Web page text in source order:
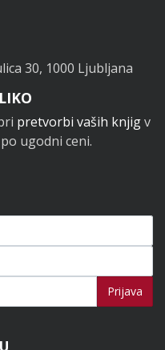
30, 1000 Ljubljana
pretvorbi vaših knjigv
ugodni ceni.
Prijava